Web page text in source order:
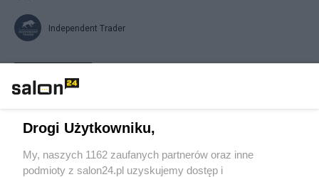
Independent Trader
Drogi Użytkowniku,
My, naszych 1162 zaufanych partnerów oraz inne
podmioty z salon24.pl uzyskujemy dostęp i